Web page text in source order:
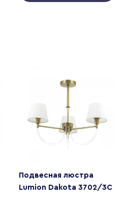
Подвесная люстра
Lumion Dakota 3702/3C